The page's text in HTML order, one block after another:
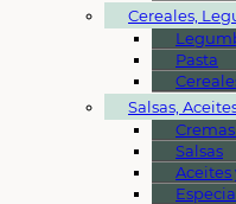
Cereales,
Pasta
Salsas,
Salsas
Aceites